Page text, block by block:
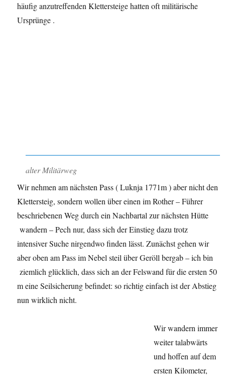
häufig anzutreffenden Klettersteige hatten oft militärische
Ursprünge .
alter Militärweg
Wir nehmen am nächsten Pass ( Luknja 1771m ) aber nicht den
Klettersteig, sondern wollen über einen im Rother – Führer
beschriebenen Weg durch ein Nachbartal zur nächsten Hütte
wandern – Pech nur, dass sich der Einstieg dazu trotz
intensiver Suche nirgendwo finden lässt. Zunächst gehen wir
aber oben am Pass im Nebel steil über Geröll bergab – ich bin
ziemlich glücklich, dass sich an der Felswand für die ersten 50
m eine Seilsicherung befindet: so richtig einfach ist der Abstieg
nun wirklich nicht.
Wir wandern immer
weiter talabwärts
und hoffen auf dem
ersten Kilometer,